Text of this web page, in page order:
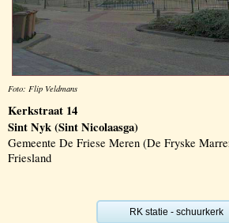
Foto: Flip Veldmans
Kerkstraat 14
Sint Nyk (Sint Nicolaasga)
Gemeente De Friese Meren (De Fryske
Friesland
RK statie - schuurkerk